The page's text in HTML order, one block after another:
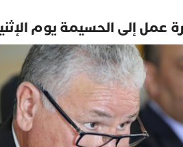
عمل إلى الحسيمة يوم